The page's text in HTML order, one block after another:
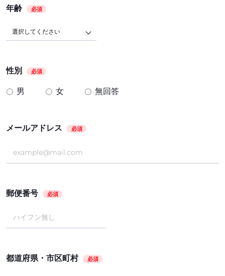
年齢 必須
選択してください
性別 必須
男 女 無回答
メールアドレス 必須
郵便番号 必須
都道府県・市区町村 必須